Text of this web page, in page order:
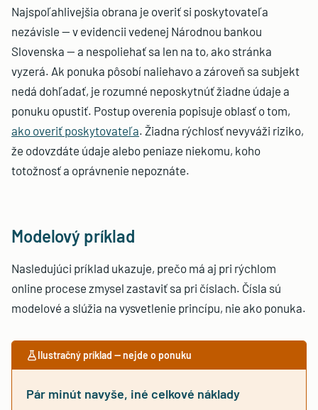
Najspoľahlivejšia obrana je overiť si poskytovateľa
nezávisle — v evidencii vedenej Národnou bankou
Slovenska — a nespoliehať sa len na to, ako stránka
vyzerá. Ak ponuka pôsobí naliehavo a zároveň sa subjekt
nedá dohľadať, je rozumné neposkytnúť žiadne údaje a
ponuku opustiť. Postup overenia popisuje oblasť o tom,
ako overiť poskytovateľa. Žiadna rýchlosť nevyváži riziko,
že odovzdáte údaje alebo peniaze niekomu, koho
totožnosť a oprávnenie nepoznáte.
Modelový príklad
Nasledujúci príklad ukazuje, prečo má aj pri rýchlom
online procese zmysel zastaviť sa pri číslach. Čísla sú
modelové a slúžia na vysvetlenie princípu, nie ako ponuka.
Ilustračný príklad — nejde o ponuku
Pár minút navyše, iné celkové náklady